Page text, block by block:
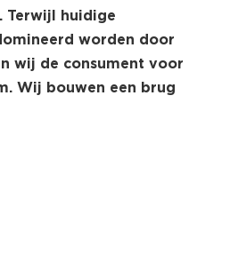
Terwijl huidige
worden door
wij de consument voor
Wij bouwen een brug